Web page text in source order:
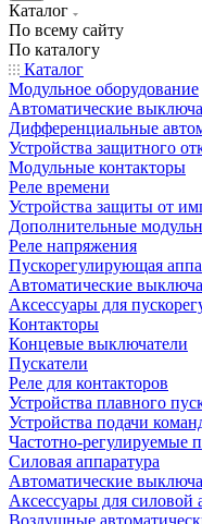
Каталог
По всему сайту
По каталогу
Каталог
Модульное оборудование
Автоматические
Дифференциальные
Устройства защитного
Модульные контакторы
Реле времени
Устройства защиты от
Дополнительные
Реле напряжения
Пускорегулирующая
Автоматические
Аксессуары для
Контакторы
Концевые выключатели
Пускатели
Реле для контакторов
Устройства плавного
Устройства подачи
Частотно-регулируемые
Силовая аппаратура
Автоматические
Аксессуары для силовой
Воздушные